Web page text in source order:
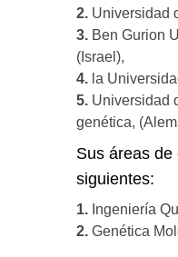
2. Universidad
3. Ben Gurion
(Israel),
4. la
5. Universidad
genética,
Sus áreas
siguientes:
1. Ingeniería
2. Genética